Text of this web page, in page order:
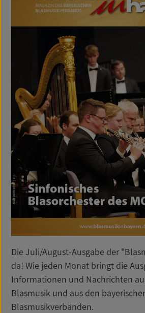
Die Juli/August-Ausgabe der
da! Wie jeden Monat bringt die
Informationen und Nachrichten
Blasmusik und aus den
Blasmusikverbänden.